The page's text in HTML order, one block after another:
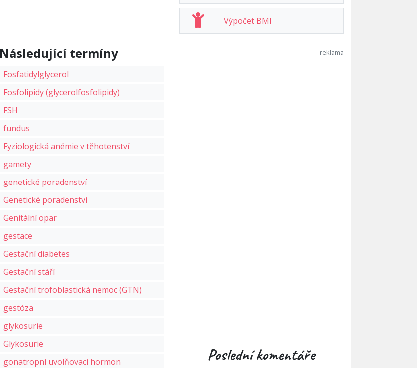
Následující termíny
Fosfatidylglycerol
Fosfolipidy (glycerolfosfolipidy)
FSH
fundus
Fyziologická anémie v těhotenství
gamety
genetické poradenství
Genetické poradenství
Genitální opar
gestace
Gestační diabetes
Gestační stáří
Gestační trofoblastická nemoc (GTN)
gestóza
glykosurie
Glykosurie
gonatropní uvolňovací hormon
Výpočet BMI
Poslední komentáře